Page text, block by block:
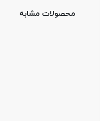
محصولات مشابه